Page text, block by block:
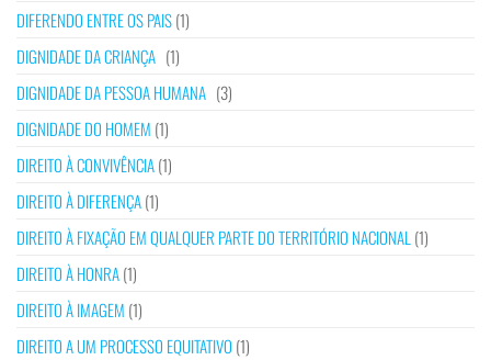
DIFERENDO ENTRE OS PAIS(1)
DIGNIDADE DA CRIANÇA (1)
DIGNIDADE DA PESSOA HUMANA (3)
DIGNIDADE DO HOMEM (1)
DIREITO À CONVIVÊNCIA(1)
DIREITO À DIFERENÇA(1)
DIREITO À FIXAÇÃO EM QUALQUER PARTE DO TERRITÓRIO NACIONAL(1)
DIREITO À HONRA(1)
DIREITO À IMAGEM (1)
DIREITO A UM PROCESSO EQUITATIVO (1)